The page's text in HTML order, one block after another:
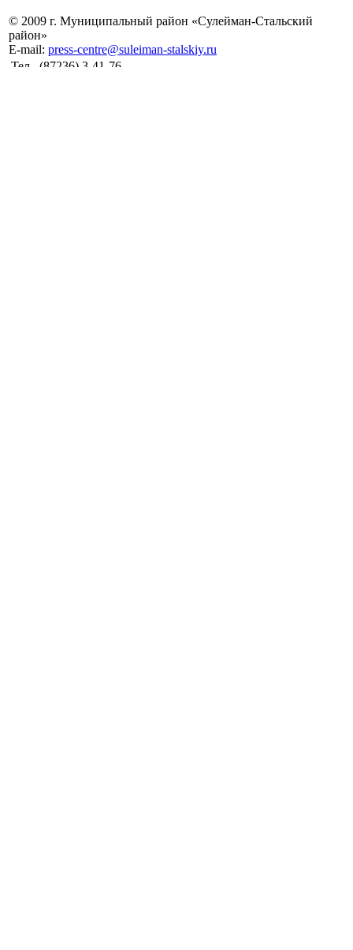
© 2009 г. Муниципальный район «Сулейман-Стальский
район»
E-mail: press-centre@suleiman-stalskiy.ru
Тел.
(87236) 3-41-76